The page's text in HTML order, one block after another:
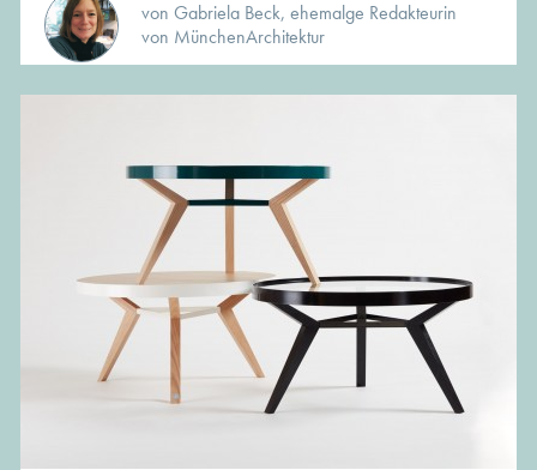
von Gabriela Beck, ehemalge Redakteurin
von MünchenArchitektur